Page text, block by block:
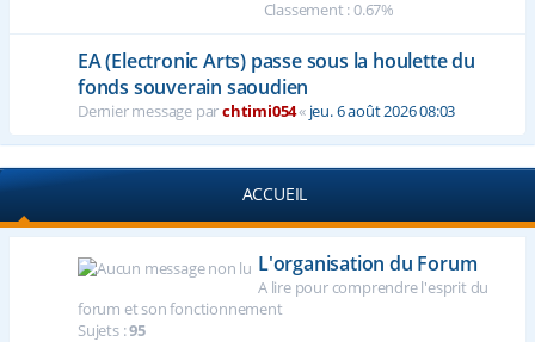
Classement : 0.67%
EA (Electronic Arts) passe sous la houlette du
fonds souverain saoudien
Dernier message parchtimi054« jeu. 6 août 2026 08:03
ACCUEIL
L'organisation du Forum
A lire pour comprendre l'esprit du
forum et son fonctionnement
Sujets :95